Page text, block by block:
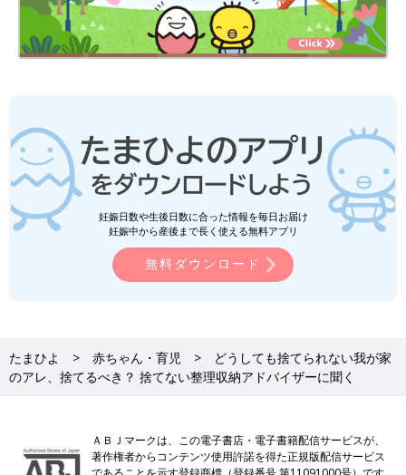
妊娠日数や生後日数に合った情報を毎日お届け
妊娠中から産後まで長く使える無料アプリ
無料ダウンロード
たまひよ 赤ちゃん・育児
どうしても捨てられない我が家
のアレ、捨てるべき？ 捨てない整理収納アドバイザーに聞く
ＡＢＪマークは、この電子書店・電子書籍配信サービスが、
著作権者からコンテンツ使用許諾を得た正規版配信サービス